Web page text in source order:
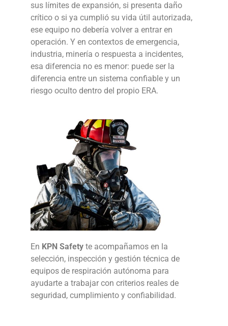
sus límites de expansión, si presenta daño
crítico o si ya cumplió su vida útil autorizada,
ese equipo no debería volver a entrar en
operación. Y en contextos de emergencia,
industria, minería o respuesta a incidentes,
esa diferencia no es menor: puede ser la
diferencia entre un sistema confiable y un
riesgo oculto dentro del propio ERA.
En KPN Safety te acompañamos en la
selección, inspección y gestión técnica de
equipos de respiración autónoma para
ayudarte a trabajar con criterios reales de
seguridad, cumplimiento y confiabilidad.